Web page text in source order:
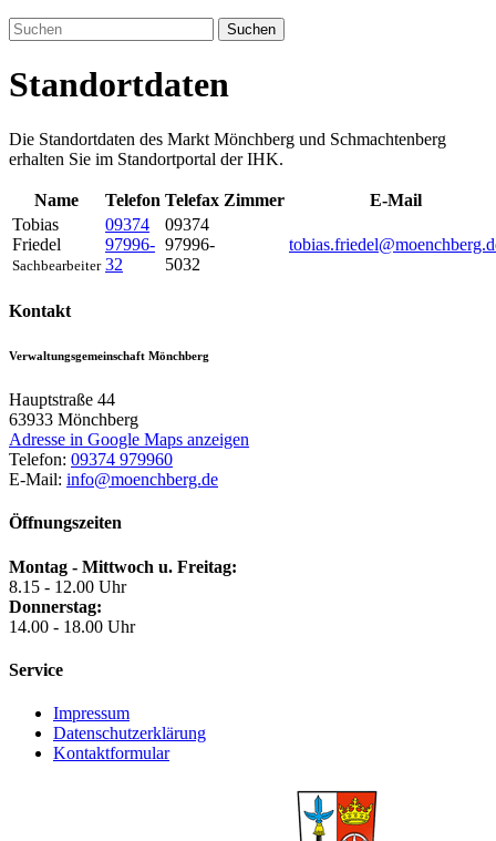
Suchen
Standortdaten
Die Standortdaten des Markt Mönchberg und Schmachtenberg
erhalten Sie im Standortportal der IHK.
Name Telefon Telefax Zimmer
E-Mail
Tobias
Friedel
Sachbearbeiter
09374
97996-
32
09374
97996-
5032
Kontakt
Verwaltungsgemeinschaft Mönchberg
Hauptstraße 44
63933 Mönchberg
Adresse in Google Maps anzeigen
Telefon: 09374 979960
E-Mail: info@moenchberg.de
Öffnungszeiten
Montag - Mittwoch u. Freitag:
8.15 - 12.00 Uhr
Donnerstag:
14.00 - 18.00 Uhr
Service
Impressum
Datenschutzerklärung
Kontaktformular